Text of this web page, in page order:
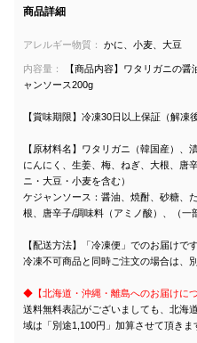
商品詳細
アレルギー物質： かに、小麦、大豆
内容量：
【商品内容】ワタリガニの
ャンソース200g
【賞味期限】冷凍30日以上保証（解凍
【原材料名】ワタリガニ（韓国産）、
にんにく、生姜、梅、ねぎ、大根、唐
ニ・大豆・小麦を含む）
ケジャンソース：醤油、焼酎、砂糖、
根、唐辛子/調味料（アミノ酸）、（一
【配送方法】「冷凍便」でのお届けです
冷凍不可商品と同時ご注文の場合は、
◆【北海道・沖縄・離島へのお届けにつ
送料無料表記がございましても、北海
域は「別途1,100円」加算させて頂きま